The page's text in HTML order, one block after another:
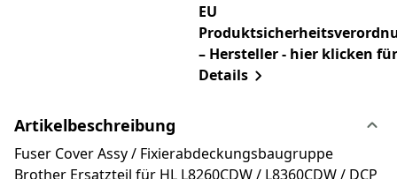
EU
– Hersteller - hier klicken für
Details
Artikelbeschreibung
Fuser Cover Assy / Fixierabdeckungsbaugruppe
Brother Ersatzteil für HL L8260CDW / L8360CDW / DCP